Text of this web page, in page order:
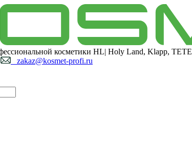
косметики HL| Holy Land, Klapp, TETE
zakaz@kosmet-profi.ru